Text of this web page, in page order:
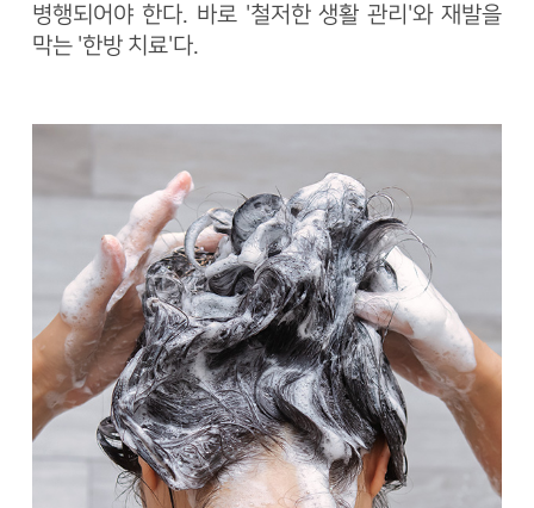
병행되어야 한다. 바로 '철저한 생활 관리'와 재발을
막는 '한방 치료'다.